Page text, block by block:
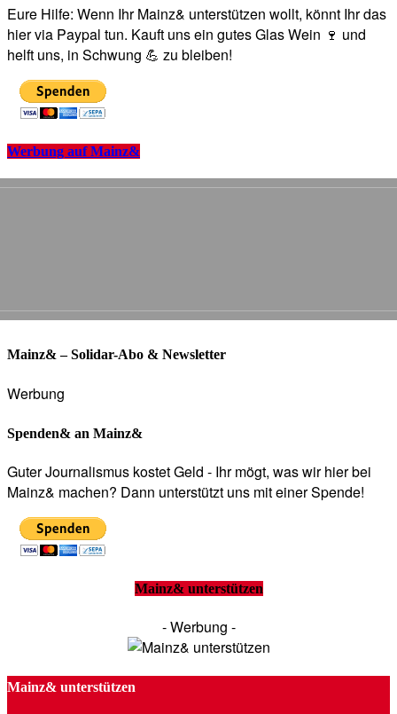
Eure Hilfe: Wenn Ihr Mainz& unterstützen wollt, könnt Ihr das
hier via Paypal tun. Kauft uns ein gutes Glas Wein 🍷 und
helft uns, in Schwung 💪 zu bleiben!
Werbung auf Mainz&
Mainz& – Solidar-Abo & Newsletter
Werbung
Spenden& an Mainz&
Guter Journalismus kostet Geld - Ihr mögt, was wir hier bei
Mainz& machen? Dann unterstützt uns mit einer Spende!
Mainz& unterstützen
- Werbung -
Mainz& unterstützen